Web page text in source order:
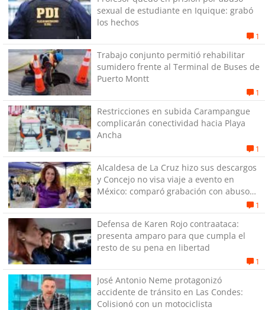
sexual de estudiante en Iquique: grabó
los hechos
1
Trabajo conjunto permitió rehabilitar
sumidero frente al Terminal de Buses de
Puerto Montt
1
Restricciones en subida Carampangue
complicarán conectividad hacia Playa
Ancha
1
Alcaldesa de La Cruz hizo sus descargos
y Concejo no visa viaje a evento en
México: comparó grabación con abuso
1
Defensa de Karen Rojo contraataca:
presenta amparo para que cumpla el
resto de su pena en libertad
1
José Antonio Neme protagonizó
accidente de tránsito en Las Condes:
Colisionó con un motociclista